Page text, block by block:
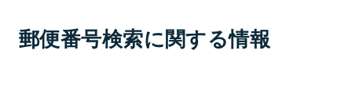
郵便番号検索に関する情報